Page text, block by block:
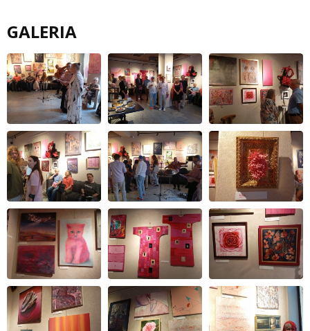
GALERIA